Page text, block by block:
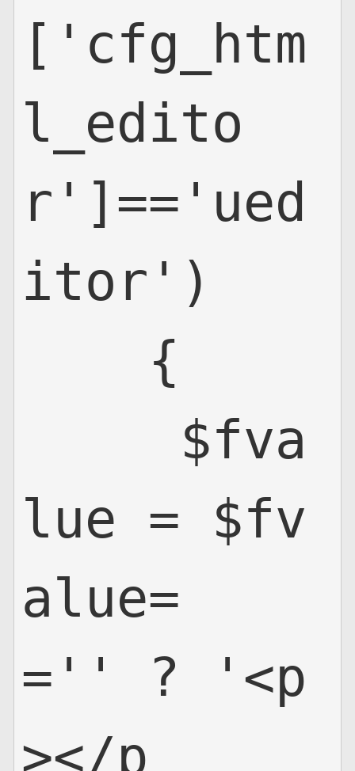
['cfg_htm
l_edito
r']=='ued
itor')
{
$fva
lue = $fv
alue=
='' ? '<p
></p